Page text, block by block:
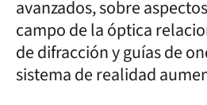
avanzados, sobre
campo de la óptica
de difracción y guías de
sistema de realidad